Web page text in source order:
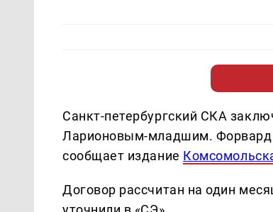
Санкт-петербургский СКА
Ларионовым-младшим. Форвард
сообщает издание
Договор рассчитан на один